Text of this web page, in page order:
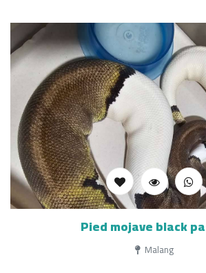
Pied mojave black
Malang